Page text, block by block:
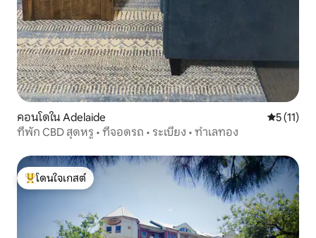
คอนโดใน Adelaide คะแนนเฉ
5 (11)
ที่พัก CBD สุดหรู • ที่จอดรถ • ระเบียง • ทำเลทอง
โดนใจเกสต์ที่สุด
โดนใจเกสต์